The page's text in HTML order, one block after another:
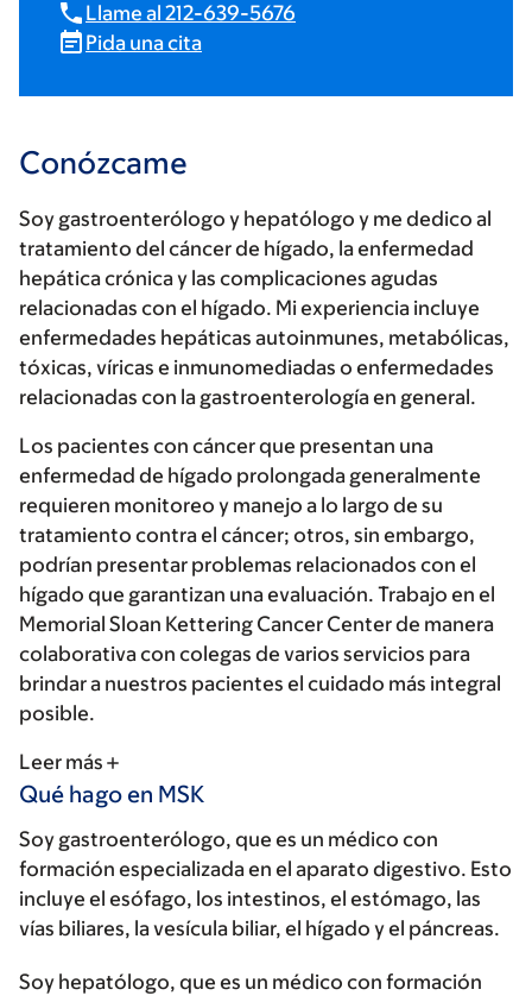
Llame al 212-639-5676
Pida una cita
Conózcame
Soy gastroenterólogo y hepatólogo y me dedico al
tratamiento del cáncer de hígado, la enfermedad
hepática crónica y las complicaciones agudas
relacionadas con el hígado. Mi experiencia incluye
enfermedades hepáticas autoinmunes, metabólicas,
tóxicas, víricas e inmunomediadas o enfermedades
relacionadas con la gastroenterología en general.
Los pacientes con cáncer que presentan una
enfermedad de hígado prolongada generalmente
requieren monitoreo y manejo a lo largo de su
tratamiento contra el cáncer; otros, sin embargo,
podrían presentar problemas relacionados con el
hígado que garantizan una evaluación. Trabajo en el
Memorial Sloan Kettering Cancer Center de manera
colaborativa con colegas de varios servicios para
brindar a nuestros pacientes el cuidado más integral
posible.
Leer más
Qué hago en MSK
Soy gastroenterólogo, que es un médico con
formación especializada en el aparato digestivo. Esto
incluye el esófago, los intestinos, el estómago, las
vías biliares, la vesícula biliar, el hígado y el páncreas.
Soy hepatólogo, que es un médico con formación